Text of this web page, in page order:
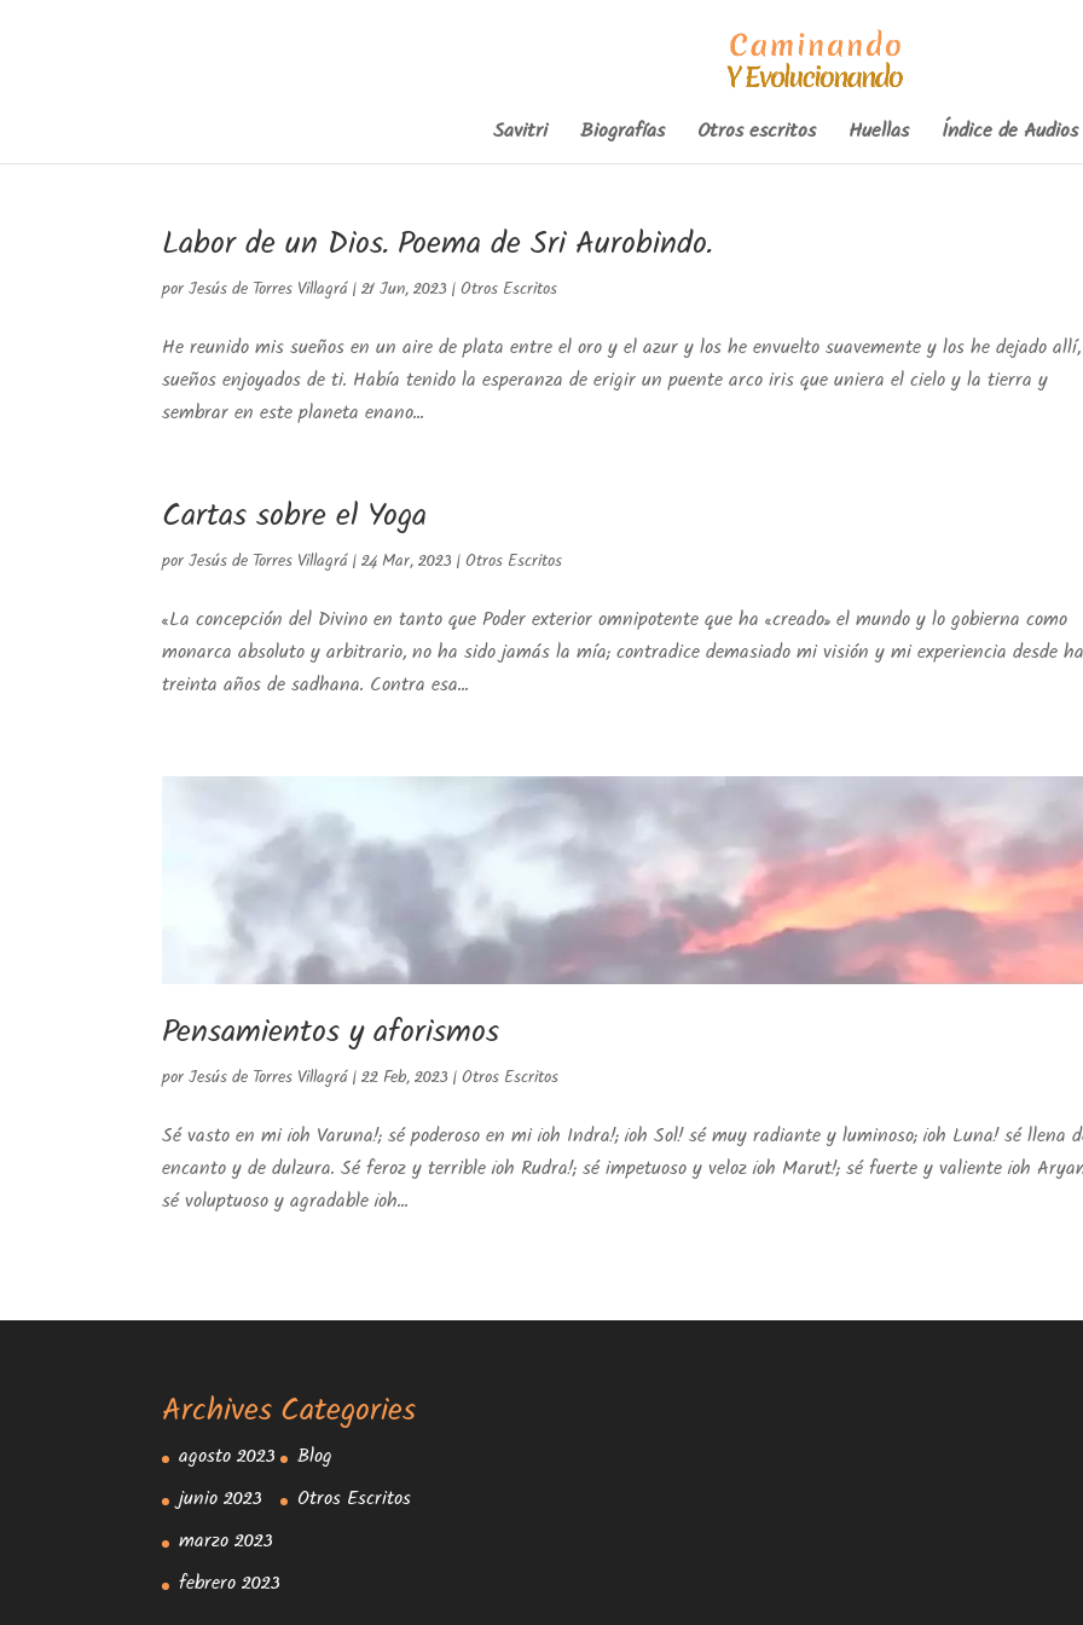
Savitri Biografías Otros escritos Huellas Índice de Audios
Labor de un Dios. Poema de Sri Aurobindo.
porJesús de Torres Villagrá |21 Jun, 2023 |Otros Escritos
He reunido mis sueños en un aire de plata entre el oro y el azur y los he envuelto suavemente y los he dejado
sueños enjoyados de ti. Había tenido la esperanza de erigir un puente arco iris que uniera el cielo y la tierra y
sembrar en este planeta enano...
Cartas sobre el Yoga
porJesús de Torres Villagrá |24 Mar, 2023 |Otros Escritos
«La concepción del Divino en tanto que Poder exterior omnipotente que ha «creado» el mundo y lo gobierna como
monarca absoluto y arbitrario, no ha sido jamás la mía; contradice demasiado mi visión y mi experiencia desde
treinta años de sadhana. Contra esa...
Pensamientos y aforismos
porJesús de Torres Villagrá |22 Feb, 2023 |Otros Escritos
Sé vasto en mi ¡oh Varuna!; sé poderoso en mi ¡oh Indra!; ¡oh Sol! sé muy radiante y luminoso; ¡oh Luna! sé llena
encanto y de dulzura. Sé feroz y terrible ¡oh Rudra!; sé impetuoso y veloz ¡oh Marut!; sé fuerte y valiente ¡oh
sé voluptuoso y agradable ¡oh...
Archives
agosto 2023
junio 2023
marzo 2023
febrero 2023
Categories
Blog
Otros Escritos